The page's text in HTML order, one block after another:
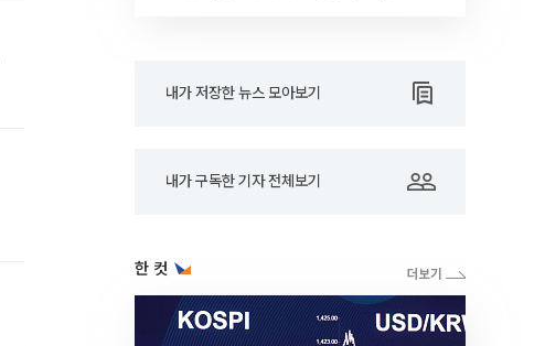
내가 저장한 뉴스 모아보기
내가 구독한 기자 전체보기
한 컷